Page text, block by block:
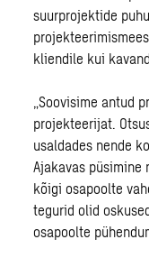
suurprojektide
kliendile kui
„Soovisime antud
projekteerijat.
usaldades nende
Ajakavas püsimine
kõigi osapoolte
tegurid olid
osapoolte